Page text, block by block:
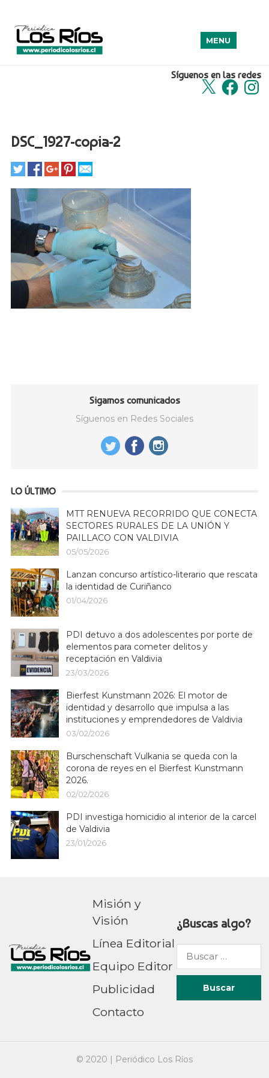
Síguenos en las redes
X Facebook
MENU
DSC_1927-copia-2
Sigamos comunicados
Síguenos en Redes Sociales
LO ÚLTIMO
MTT RENUEVA RECORRIDO QUE CONECTA
SECTORES RURALES DE LA UNIÓN Y
PAILLACO CON VALDIVIA
05/05/2026
Lanzan concurso artístico-literario que rescata
la identidad de Curiñanco
01/04/2026
PDI detuvo a dos adolescentes por porte de
elementos para cometer delitos y
receptación en Valdivia
23/03/2026
Bierfest Kunstmann 2026: El motor de
identidad y desarrollo que impulsa a las
instituciones y emprendedores de Valdivia
03/02/2026
Burschenschaft Vulkania se queda con la
corona de reyes en el Bierfest Kunstmann
2026.
02/02/2026
PDI investiga homicidio al interior de la carcel
de Valdivia
23/01/2026
Misión y
Visión
Línea Editorial
Equipo Editor
Publicidad
Contacto
¿Buscas algo?
Buscar
por:
© 2020 | Periódico Los Ríos